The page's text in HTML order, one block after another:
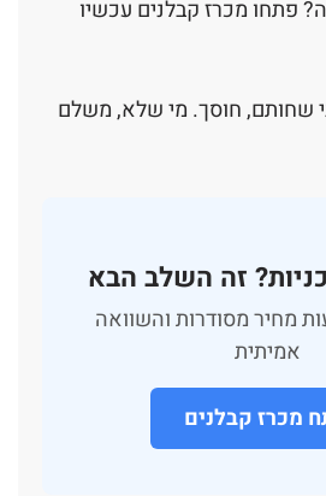
פתחו מכרז קבלנים עכשיו
שחותם, חוסך. מי שלא, משלם
זה השלב הבא
5 הצעות מחיר מסודרות והשוואה
אמיתית
מכרז קבלנים